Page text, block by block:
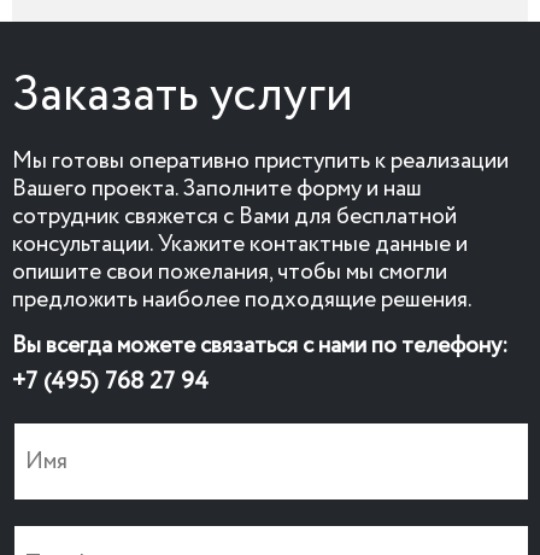
Заказать услуги
Мы готовы оперативно приступить к реализации
Вашего проекта. Заполните форму и наш
сотрудник свяжется с Вами для бесплатной
консультации. Укажите контактные данные и
опишите свои пожелания, чтобы мы смогли
предложить наиболее подходящие решения.
Вы всегда можете связаться с нами по телефону:
+7 (495) 768 27 94